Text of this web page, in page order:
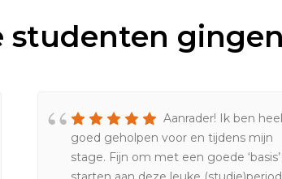
studenten
Aanrader! Ik ben heel
goed geholpen voor en tijdens mijn
stage. Fijn om met een goede